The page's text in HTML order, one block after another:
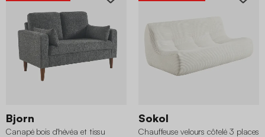
Bjorn
Canapé bois d'hévéa et tissu
Sokol
Chauffeuse velours côtelé 3 places